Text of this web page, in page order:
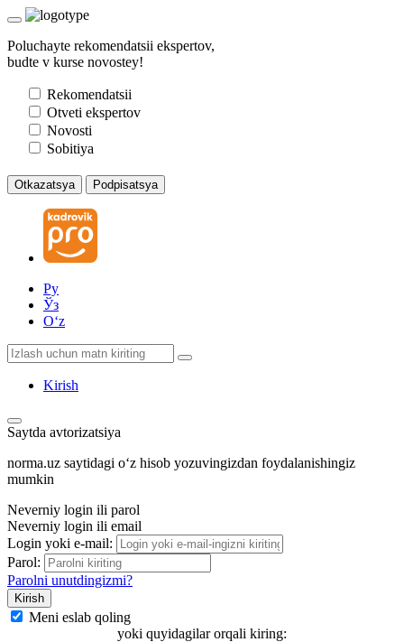
Poluchayte rekomendatsii ekspertov,
budte v kurse novostey!
Rekomendatsii
Otveti ekspertov
Novosti
Sobitiya
Otkazatsya Podpisatsya
Ру
Ўз
Oʻz
Kirish
Saytda avtorizatsiya
norma.uz saytidagi oʻz hisob yozuvingizdan foydalanishingiz
mumkin
Neverniy login ili parol
Neverniy login ili email
Login yoki e-mail:
Parol:
Parolni unutdingizmi?
Meni eslab qoling
yoki quyidagilar orqali kiring: